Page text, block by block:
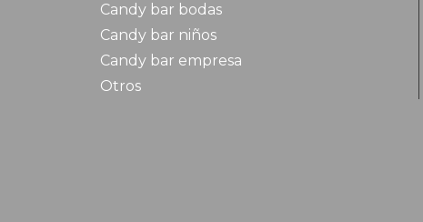
Candy bar bodas
Candy bar niños
Candy bar empresa
Otros